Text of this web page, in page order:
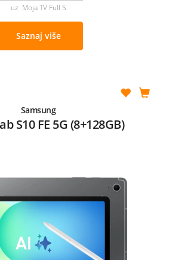
uz Moja TV Full S
Saznaj više
Samsung
S10 FE 5G (8+128GB)